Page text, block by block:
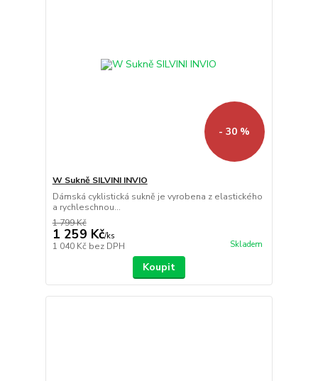
- 30 %
W Sukně SILVINI INVIO
Dámská cyklistická sukně je vyrobena z elastického
a rychleschnou...
1 799 Kč
1 259 Kč/ks
1 040 Kč bez DPH Skladem
Koupit